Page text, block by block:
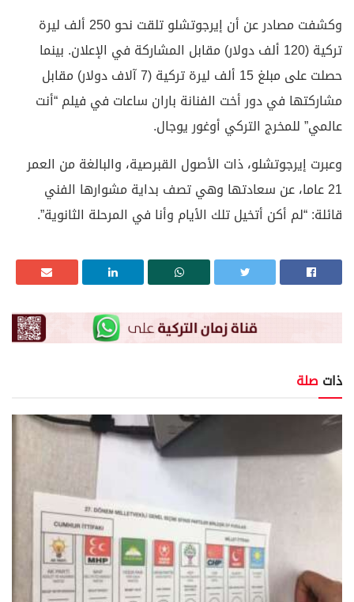
وكشفت مصادر عن أن إيرجوتشلو تلقت نحو 250 ألف ليرة
تركية (120 ألف دولار) مقابل المشاركة في الإعلان. بينما
حصلت على مبلغ 15 ألف ليرة تركية (7 آلاف دولار) مقابل
مشاركتها في دور أخت الفنانة باران ساعات في فيلم “أنت
عالمي” للمخرج التركي أوغور يوجال.
وعبرت إيرجوتشلو، ذات الأصول القبرصية، والبالغة من العمر
21 عاما، عن سعادتها وهي تصف بداية مشوارها الفني
قائلة: “لم أكن أتخيل تلك الأيام وأنا في المرحلة الثانوية”.
ذات صلة